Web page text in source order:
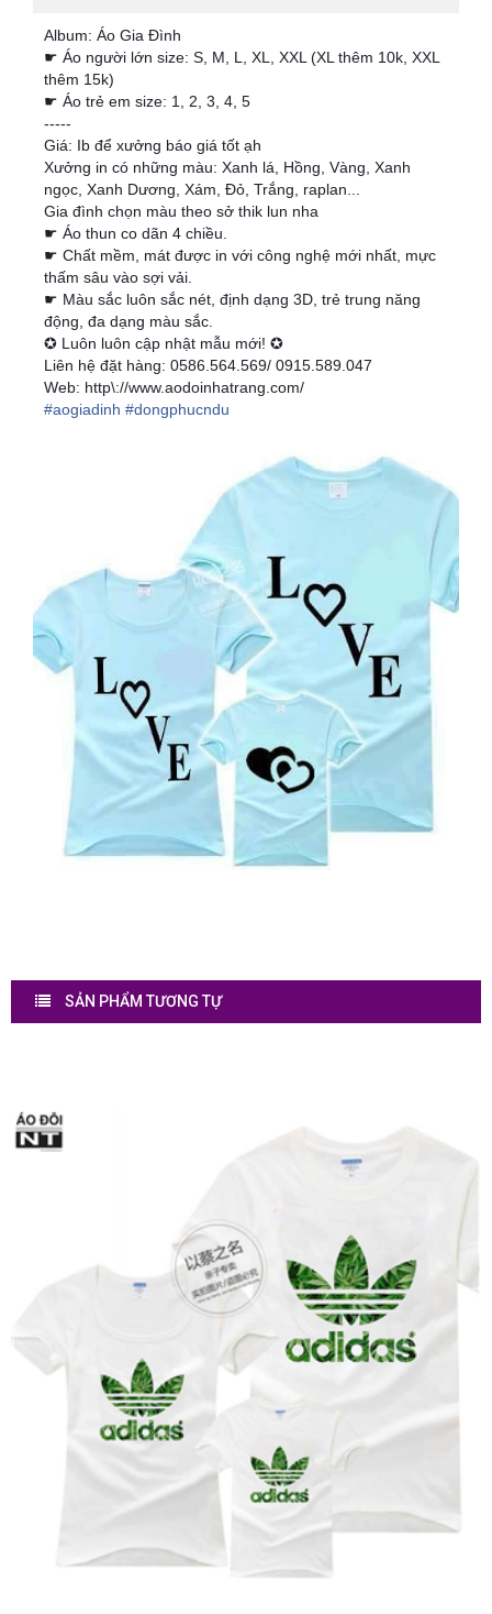
Album: Áo Gia Đình
☛ Áo người lớn size: S, M, L, XL, XXL (XL thêm 10k, XXL
thêm 15k)
☛ Áo trẻ em size: 1, 2, 3, 4, 5
-----
Giá: Ib để xưởng báo giá tốt ạh
Xưởng in có những màu: Xanh lá, Hồng, Vàng, Xanh
ngọc, Xanh Dương, Xám, Đỏ, Trắng, raplan...
Gia đình chọn màu theo sở thik lun nha
☛ Áo thun co dãn 4 chiều.
☛ Chất mềm, mát được in với công nghệ mới nhất, mực
thấm sâu vào sợi vải.
☛ Màu sắc luôn sắc nét, định dạng 3D, trẻ trung năng
động, đa dạng màu sắc.
✪ Luôn luôn cập nhật mẫu mới! ✪
Liên hệ đặt hàng: 0586.564.569/ 0915.589.047
Web: http\://www.aodoinhatrang.com/
#aogiadinh #dongphucndu
SẢN PHẨM TƯƠNG TỰ